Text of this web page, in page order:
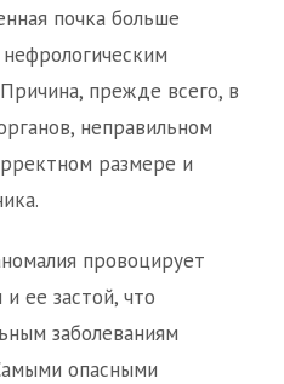
почка больше
прежде всего, в
неправильном
размере и
провоцирует
ее застой, что
заболеваниям
опасными